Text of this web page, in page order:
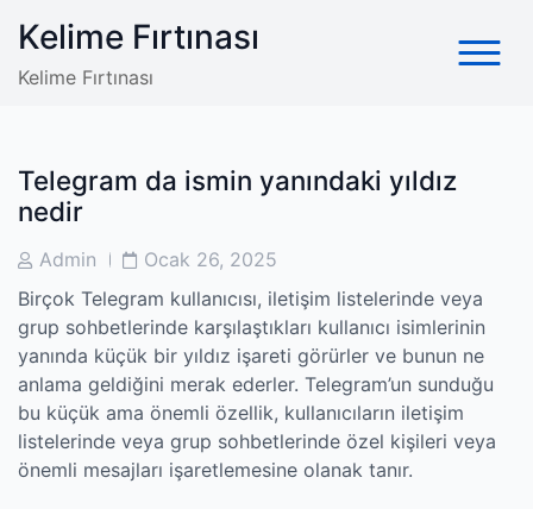
content
Kelime Fırtınası
Kelime Fırtınası
Telegram da ismin yanındaki yıldız
nedir
PostAdmin
PostOcak 26, 2025
Birçok Telegram kullanıcısı, iletişim listelerinde veya
grup sohbetlerinde karşılaştıkları kullanıcı isimlerinin
yanında küçük bir yıldız işareti görürler ve bunun ne
anlama geldiğini merak ederler. Telegram’un sunduğu
bu küçük ama önemli özellik, kullanıcıların iletişim
listelerinde veya grup sohbetlerinde özel kişileri veya
önemli mesajları işaretlemesine olanak tanır.